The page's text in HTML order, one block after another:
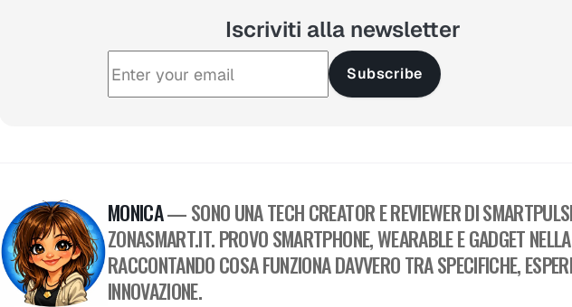
Iscriviti alla newsletter
Subscribe
MONICA— SONO UNA TECH CREATOR E REVIEWER DI
ZONASMART.IT. PROVO SMARTPHONE, WEARABLE E GADGET
RACCONTANDO COSA FUNZIONA DAVVERO TRA SPECIFICHE,
INNOVAZIONE.